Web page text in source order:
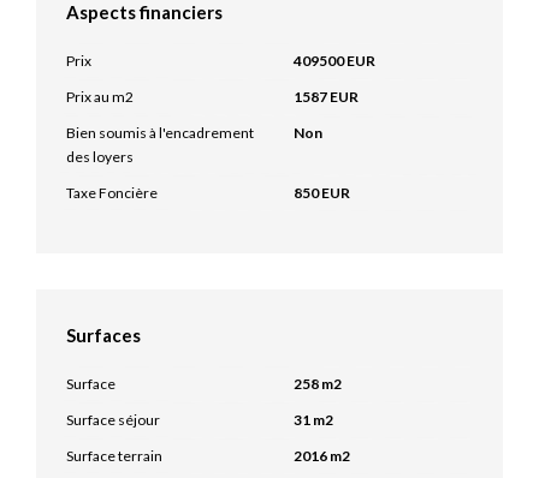
Aspects financiers
Prix
409500 EUR
Prix au m2
1587 EUR
Bien soumis à l'encadrement
des loyers
Non
Taxe Foncière 850 EUR
Surfaces
Surface
258 m2
Surface séjour
31 m2
Surface terrain
2016 m2